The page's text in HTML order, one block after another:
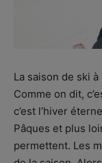
La saison de ski
Comme on dit,
c’est l’hiver
Pâques et plus
permettent. Les